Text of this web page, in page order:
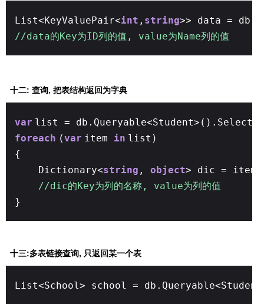
List<KeyValuePair<int , string>> data =
//data的Key为ID列的值, value为Name列的值
十二: 查询, 把表结构返回为字典
var list =
foreach (var item in list)
{
Dictionary<string , object> dic =
//dic的Key为列的名称, value为列的值
}
十三:多表链接查询, 只返回某一个表
List<School> school =